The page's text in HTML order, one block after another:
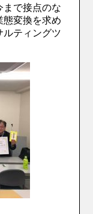
まで接点のな
態変換を求め
ルティングツ